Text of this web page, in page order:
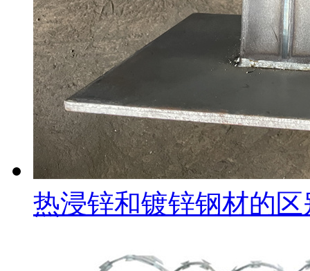
热浸锌和镀锌钢材的区